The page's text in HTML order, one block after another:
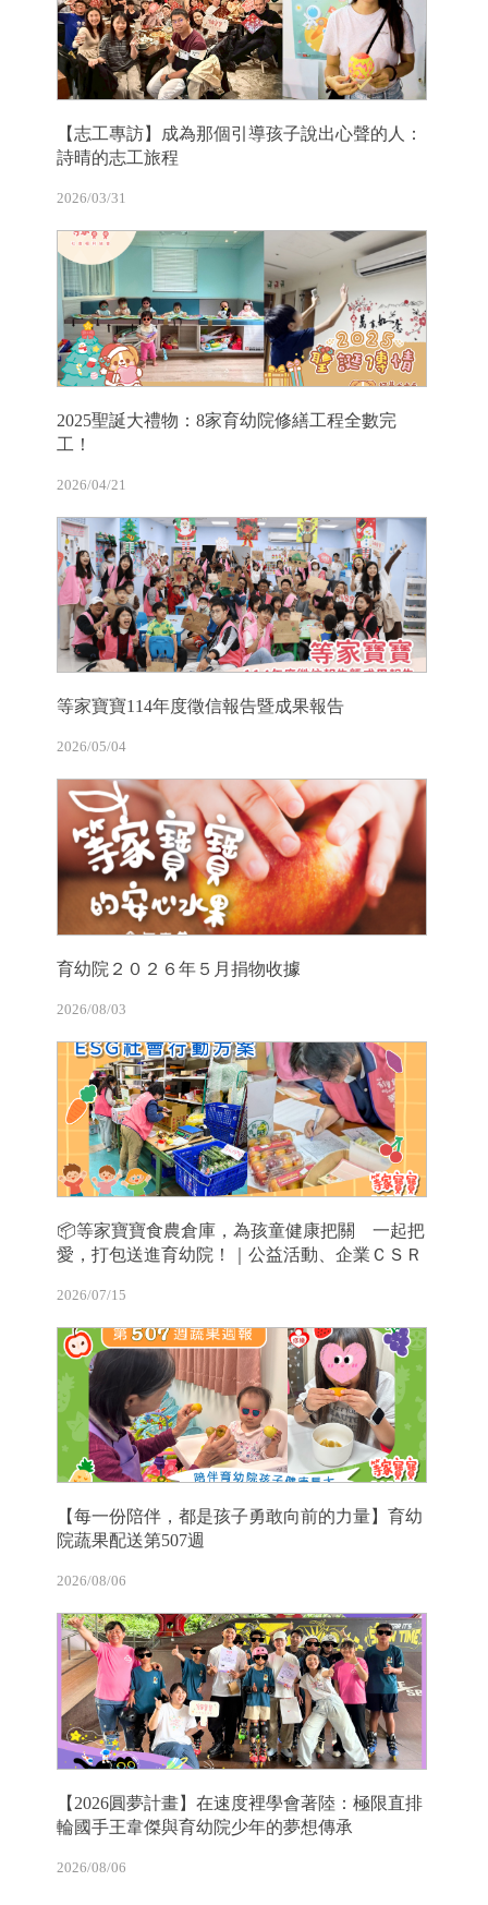
【志工專訪】成為那個引導孩子說出心聲的人：
詩晴的志工旅程
2026/03/31
2025聖誕大禮物：8家育幼院修繕工程全數完
工！
2026/04/21
等家寶寶114年度徵信報告暨成果報告
2026/05/04
育幼院２０２６年５月捐物收據
2026/08/03
📦等家寶寶食農倉庫，為孩童健康把關 一起把
愛，打包送進育幼院！｜公益活動、企業ＣＳＲ
2026/07/15
【每一份陪伴，都是孩子勇敢向前的力量】育幼
院蔬果配送第507週
2026/08/06
【2026圓夢計畫】在速度裡學會著陸：極限直排
輪國手王韋傑與育幼院少年的夢想傳承
2026/08/06